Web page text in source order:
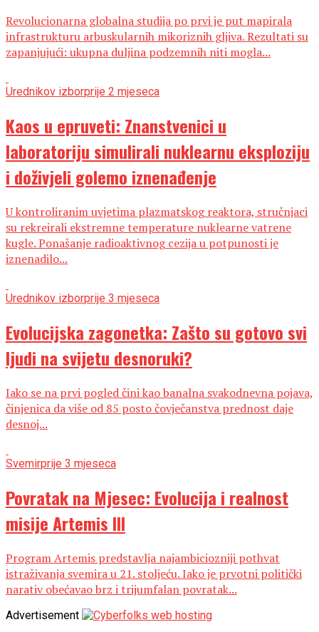
Revolucionarna globalna studija po prvi je put mapirala
infrastrukturu arbuskularnih mikoriznih gljiva. Rezultati su
zapanjujući: ukupna duljina podzemnih niti mogla...
Urednikov izborprije 2 mjeseca
Kaos u epruveti: Znanstvenici u
laboratoriju simulirali nuklearnu eksploziju
i doživjeli golemo iznenađenje
U kontroliranim uvjetima plazmatskog reaktora, stručnjaci
su rekreirali ekstremne temperature nuklearne vatrene
kugle. Ponašanje radioaktivnog cezija u potpunosti je
iznenadilo...
Urednikov izborprije 3 mjeseca
Evolucijska zagonetka: Zašto su gotovo svi
ljudi na svijetu desnoruki?
Iako se na prvi pogled čini kao banalna svakodnevna pojava,
činjenica da više od 85 posto čovječanstva prednost daje
desnoj...
Svemirprije 3 mjeseca
Povratak na Mjesec: Evolucija i realnost
misije Artemis III
Program Artemis predstavlja najambiciozniji pothvat
istraživanja svemira u 21. stoljeću. Iako je prvotni politički
narativ obećavao brz i trijumfalan povratak...
Advertisement